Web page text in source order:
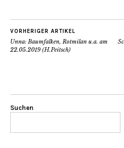
VORHERIGER ARTIKEL
Unna: Baumfalken, Rotmilan u.a. am
22.05.2019 (H.Peitsch)
Suchen